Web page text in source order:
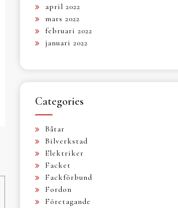
april 2022
mars 2022
februari 2022
januari 2022
Categories
Båtar
Bilverkstad
Elektriker
Facket
Fackförbund
Fordon
Företagande